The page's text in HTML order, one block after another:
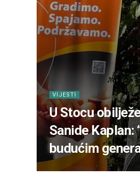
VIJESTI
U Stocu
Sanide
budućim